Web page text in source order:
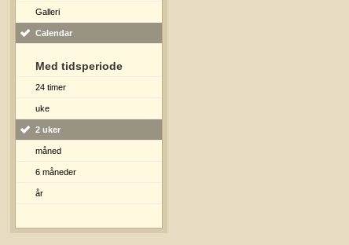
Galleri
Calendar
Med tidsperiode
24 timer
uke
2 uker
måned
6 måneder
år